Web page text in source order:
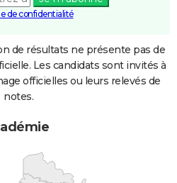
de confidentialité
de résultats ne présente pas de
Les candidats sont invités à
officielles ou leurs relevés de
notes.